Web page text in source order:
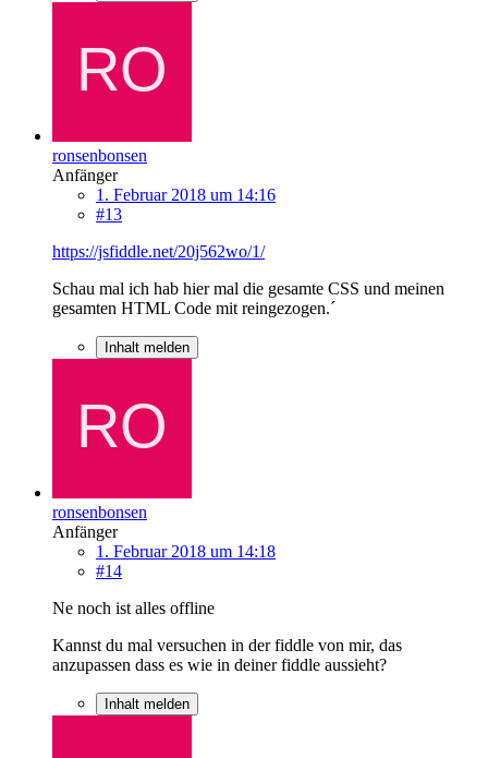
ronsenbonsen
Anfänger
1. Februar 2018 um 14:16
#13
https://jsfiddle.net/20j562wo/1/
Schau mal ich hab hier mal die gesamte CSS und meinen
gesamten HTML Code mit reingezogen.´
Inhalt melden
ronsenbonsen
Anfänger
1. Februar 2018 um 14:18
#14
Ne noch ist alles offline
Kannst du mal versuchen in der fiddle von mir, das
anzupassen dass es wie in deiner fiddle aussieht?
Inhalt melden